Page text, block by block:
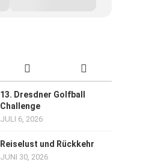
13. Dresdner Golfball
Challenge
JULI 6, 2026
Reiselust und Rückkehr
JUNI 30, 2026